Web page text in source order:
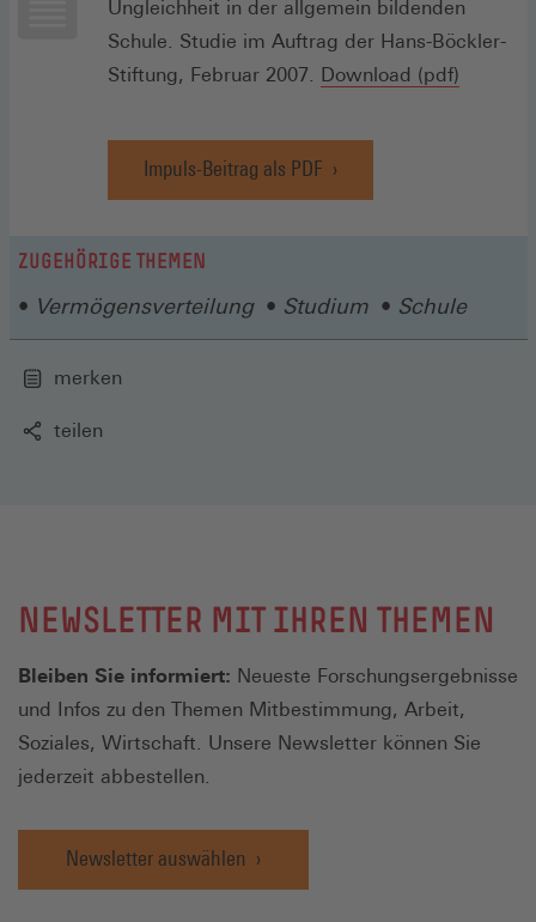
Ungleichheit in der allgemein bildenden
Schule. Studie im Auftrag der Hans-Böckler-
Stiftung, Februar 2007. Download (pdf)
Impuls-Beitrag als PDF
(Öffnet
in
ZUGEHÖRIGE THEMEN
Vermögensverteilung Studium Schule
merken
teilen
NEWSLETTER MIT IHREN THEMEN
Bleiben Sie informiert: Neueste Forschungsergebnisse
und Infos zu den Themen Mitbestimmung, Arbeit,
Soziales, Wirtschaft. Unsere Newsletter können Sie
jederzeit abbestellen.
Newsletter auswählen